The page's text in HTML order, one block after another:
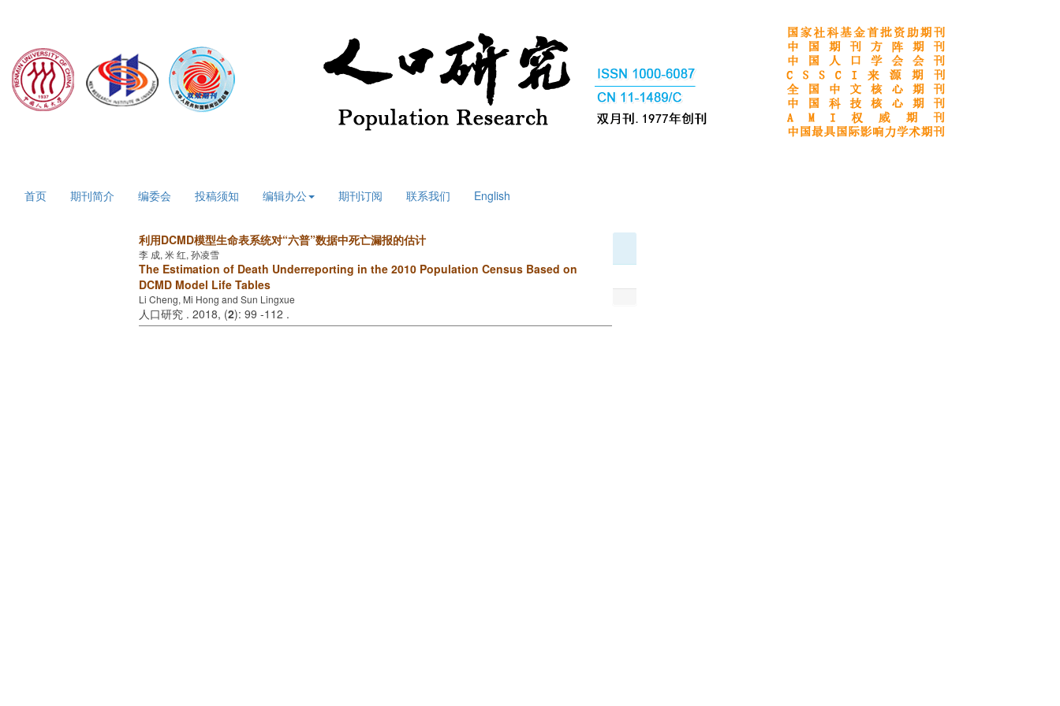
首页 期刊简介 编委会 投稿须知 编辑办公 期刊订阅 联系我们 English
利用DCMD模型生命表系统对“六普”数据中死亡漏报的估计
李 成, 米 红, 孙凌雪
The Estimation of Death Underreporting in the 2010 Population Census Based on
DCMD Model Life Tables
Li Cheng, Mi Hong and Sun Lingxue
人口研究 . 2018, (2): 99 -112 .